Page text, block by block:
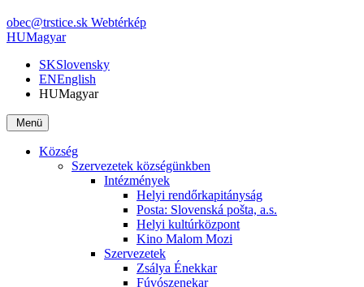
obec@trstice.sk Webtérkép
HUMagyar
SKSlovensky
ENEnglish
HUMagyar
Menü
Község
Szervezetek községünkben
Intézmények
Helyi rendőrkapitányság
Posta: Slovenská pošta, a.s.
Helyi kultúrközpont
Kino Malom Mozi
Szervezetek
Zsálya Énekkar
Fúvószenekar